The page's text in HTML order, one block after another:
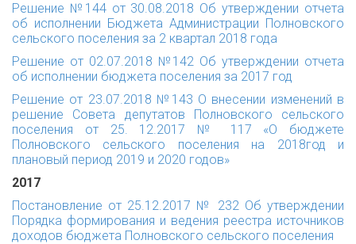
Решение №144 от 30.08.2018 Об утверждении отчета
об исполнении Бюджета Администрации Полновского
сельского поселения за 2 квартал 2018 года
Решение от 02.07.2018 №142 Об утверждении отчета
об исполнении бюджета поселения за 2017 год
Решение от 23.07.2018 №143 О внесении изменений в
решение Совета депутатов Полновского сельского
поселения от 25. 12.2017 № 117 «О бюджете
Полновского сельского поселения на 2018год и
плановый период 2019 и 2020 годов»
2017
Постановление от 25.12.2017 № 232 Об утверждении
Порядка формирования и ведения реестра источников
доходов бюджета Полновского сельского поселения